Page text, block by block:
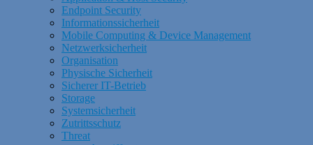
Endpoint Security
Informationssicherheit
Mobile Computing & Device Management
Netzwerksicherheit
Organisation
Physische Sicherheit
Sicherer IT-Betrieb
Storage
Systemsicherheit
Zutrittsschutz
Threat